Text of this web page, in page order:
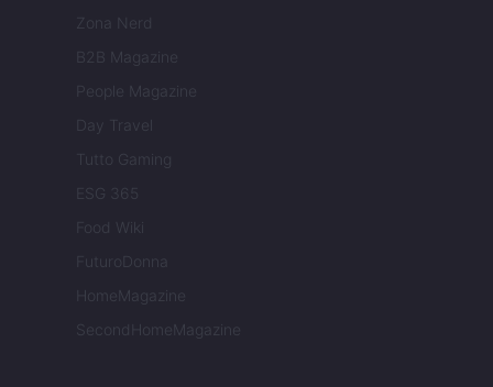
Zona Nerd
B2B Magazine
People Magazine
Day Travel
Tutto Gaming
ESG 365
Food Wiki
FuturoDonna
HomeMagazine
SecondHomeMagazine